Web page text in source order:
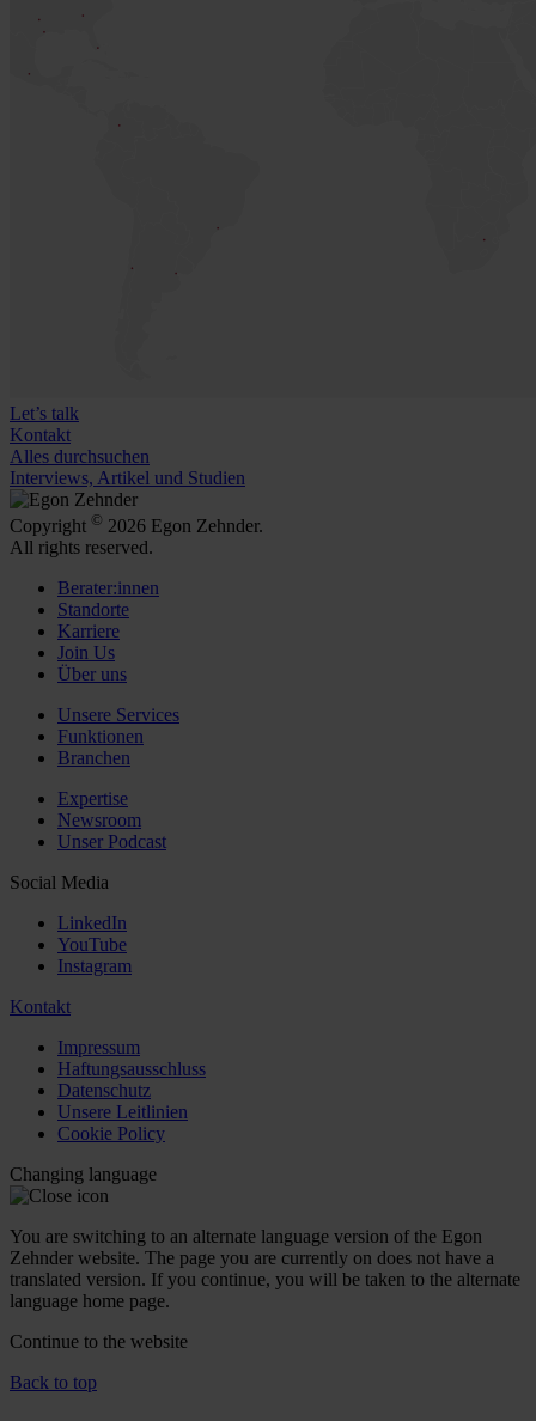
Let’s talk
Kontakt
Alles durchsuchen
Interviews, Artikel und Studien
Copyright © 2026 Egon Zehnder.
All rights reserved.
Berater:innen
Standorte
Karriere
Join Us
Über uns
Unsere Services
Funktionen
Branchen
Expertise
Newsroom
Unser Podcast
Social Media
LinkedIn
YouTube
Instagram
Kontakt
Impressum
Haftungsausschluss
Datenschutz
Unsere Leitlinien
Cookie Policy
Changing language
You are switching to an alternate language version of the Egon
Zehnder website. The page you are currently on does not have a
translated version. If you continue, you will be taken to the alternate
language home page.
Continue to the website
Back to top